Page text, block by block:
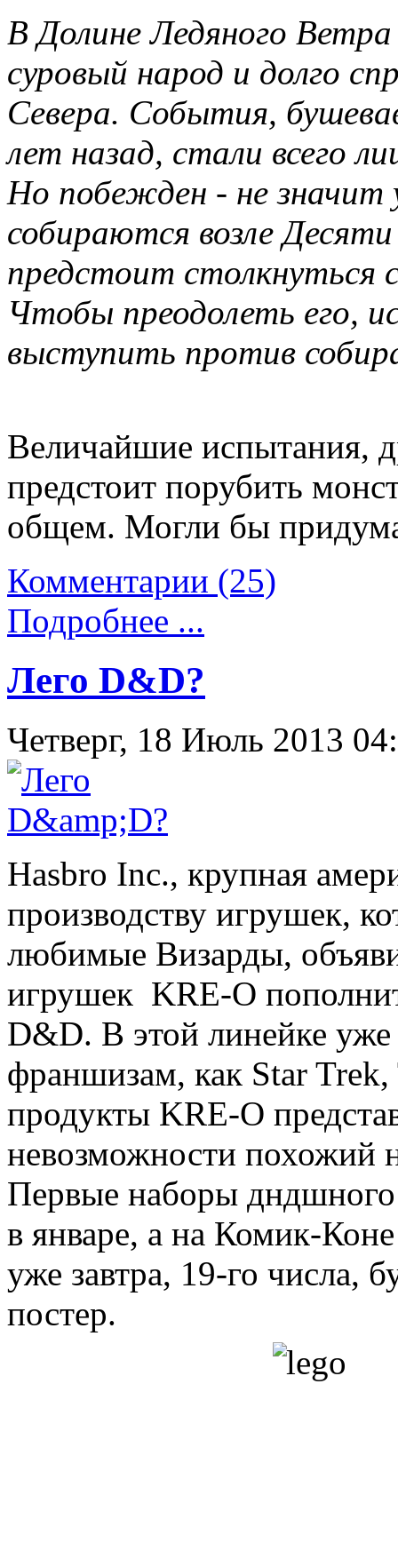
В Долине Ледяного
суровый народ и долго
Севера. События,
лет назад, стали всего
Но побежден - не
собираются возле
предстоит столкнуться
Чтобы преодолеть его,
выступить против
Величайшие испытания,
предстоит порубить
общем. Могли бы
Комментарии (25)
Подробнее ...
Лего D&D?
Четверг, 18 Июль 2013
Hasbro Inc., крупная
производству игрушек,
любимые Визарды,
игрушек KRE-O
D&D. В этой линейке
франшизам, как Star
продукты KRE-O
невозможности похожий
Первые наборы
в январе, а на Комик-
уже завтра, 19-го числа,
постер.